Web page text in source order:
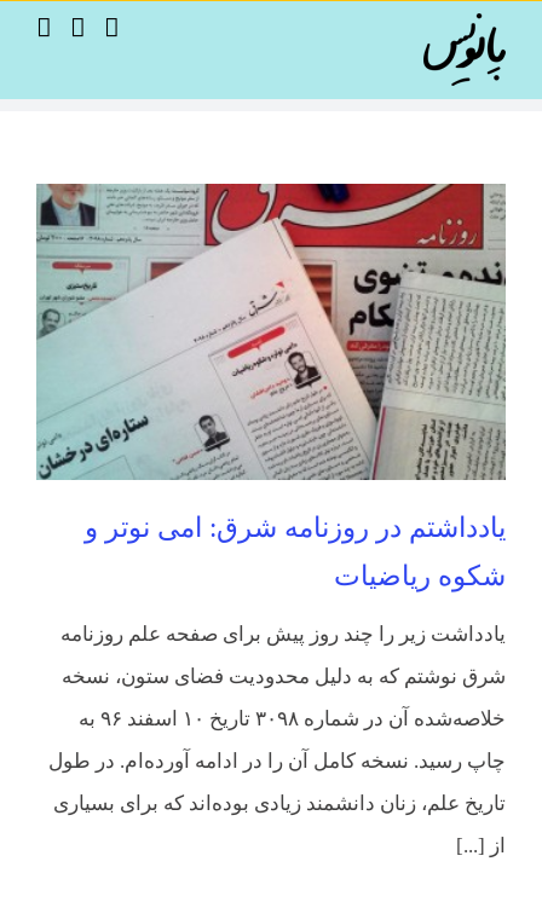
content
یادداشتم در روزنامه شرق: امی نوتر و
شکوه ریاضیات
یادداشت زیر را چند روز پیش برای صفحه علم روزنامه
شرق نوشتم که به دلیل محدودیت فضای ستون، نسخه
خلاصه‌شده آن در شماره ۳۰۹۸ تاریخ ۱۰ اسفند ۹۶ به
چاپ رسید. نسخه کامل آن را در ادامه آورده‌ام. در طول
تاریخ علم، زنان دانشمند زیادی بوده‌اند که برای بسیاری
از [...]